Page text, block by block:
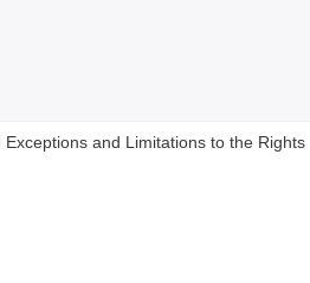
and Limitations to the Rights